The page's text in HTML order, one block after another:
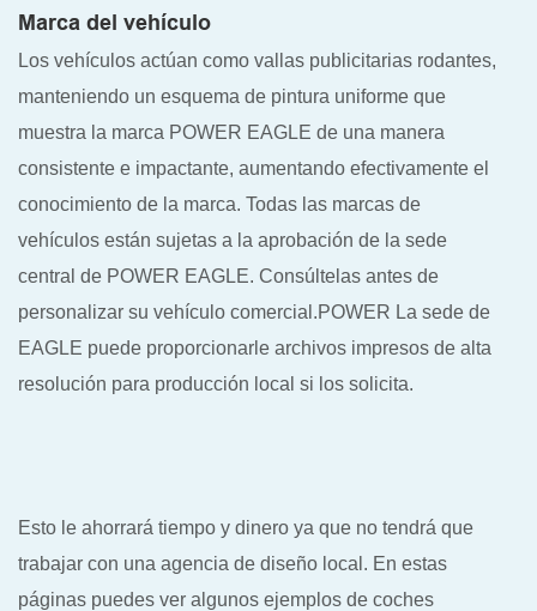
Marca del vehículo
Los vehículos actúan como vallas publicitarias rodantes,
manteniendo un esquema de pintura uniforme que
muestra la marca POWER EAGLE de una manera
consistente e impactante, aumentando efectivamente el
conocimiento de la marca. Todas las marcas de
vehículos están sujetas a la aprobación de la sede
central de POWER EAGLE. Consúltelas antes de
personalizar su vehículo comercial.POWER La sede de
EAGLE puede proporcionarle archivos impresos de alta
resolución para producción local si los solicita.
Esto le ahorrará tiempo y dinero ya que no tendrá que
trabajar con una agencia de diseño local. En estas
páginas puedes ver algunos ejemplos de coches